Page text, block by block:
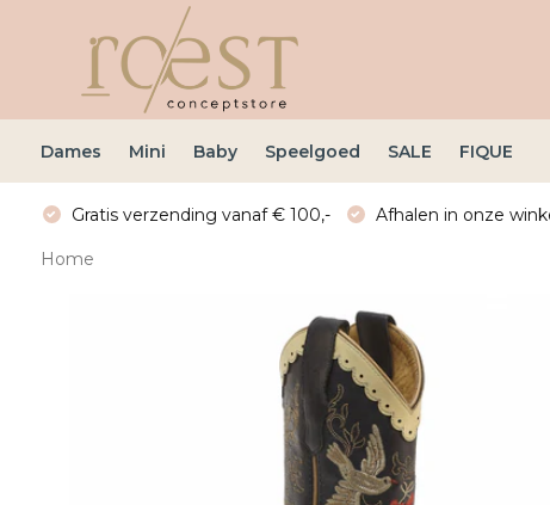
Dames Mini Baby Speelgoed SALE FIQUE
Gratis verzending vanaf € 100,- Afhalen in onze
Home